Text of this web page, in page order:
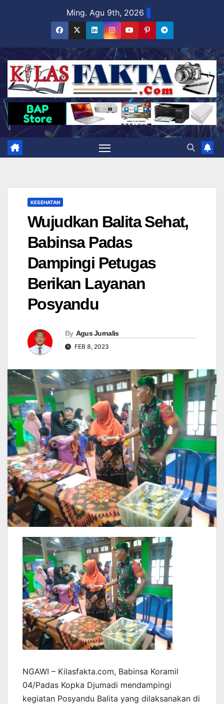
Ming. Agu 9th, 2026
KESEHATAN
Wujudkan Balita Sehat,
Babinsa Padas
Dampingi Petugas
Berikan Layanan
Posyandu
By Agus Jurnalis
FEB 8, 2023
NGAWI – Kilasfakta.com, Babinsa Koramil
04/Padas Kopka Djumadi mendampingi
kegiatan Posyandu Balita yang dilaksanakan di